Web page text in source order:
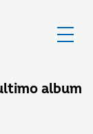
album